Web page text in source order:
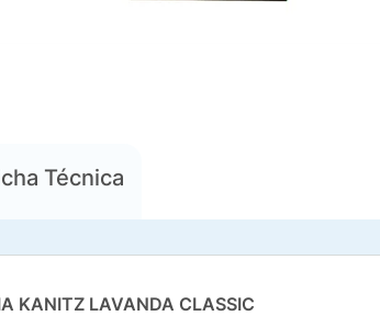
Técnica
KANITZ LAVANDA CLASSIC